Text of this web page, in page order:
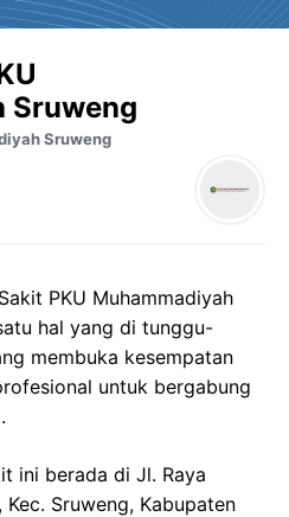
Sruweng
Sruweng
PKU Muhammadiyah
hal yang di tunggu-
membuka kesempatan
untuk bergabung
ini berada di Jl. Raya
Sruweng, Kabupaten